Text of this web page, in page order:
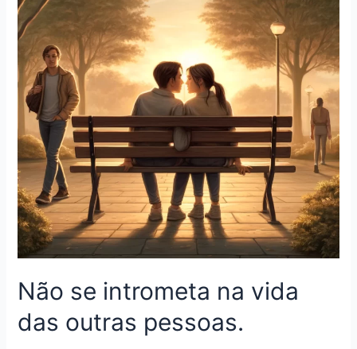
Não se intrometa na vida
das outras pessoas.